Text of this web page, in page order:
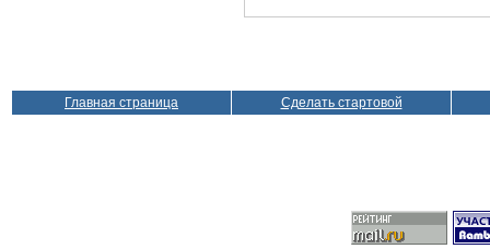
Главная страница Сделать стартовой